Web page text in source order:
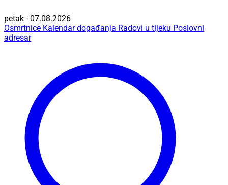
petak - 07.08.2026
Osmrtnice Kalendar događanja Radovi u tijeku Poslovni
adresar